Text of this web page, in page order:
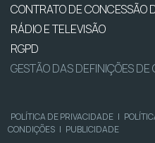
CONTRATO DE CONCESSÃO
RÁDIO E TELEVISÃO
RGPD
GESTÃO DAS DEFINIÇÕES DE
POLÍTICA DE PRIVACIDADE |
CONDIÇÕES | PUBLICIDADE